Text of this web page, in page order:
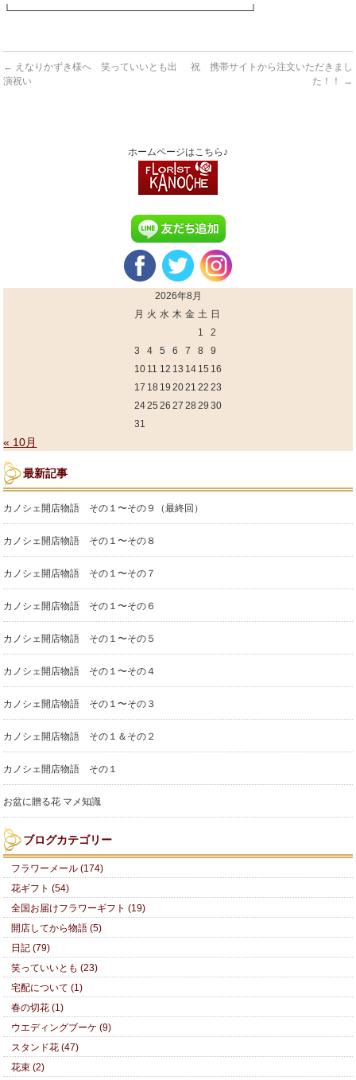
└──────────────────────────────┘
← えなりかずき様へ 笑っていいとも出
演祝い
祝 携帯サイトから注文いただきまし
た！！
→
ホームページはこちら♪
2026年8月
月 火 水 木 金 土 日
1
2
3
4 5 6 7 8
9
10 11 12 13 14 15 16
17 18 19 2021 22 23
2425 26 27 28 29 30
31
« 10月
最新記事
カノシェ開店物語 その１〜その９（最終回）
カノシェ開店物語 その１〜その８
カノシェ開店物語 その１〜その７
カノシェ開店物語 その１〜その６
カノシェ開店物語 その１〜その５
カノシェ開店物語 その１〜その４
カノシェ開店物語 その１〜その３
カノシェ開店物語 その１＆その２
カノシェ開店物語 その１
お盆に贈る花 マメ知識
ブログカテゴリー
フラワーメール (174)
花ギフト (54)
全国お届けフラワーギフト (19)
開店してから物語 (5)
日記 (79)
笑っていいとも (23)
宅配について (1)
春の切花 (1)
ウエディングブーケ (9)
スタンド花 (47)
花束 (2)